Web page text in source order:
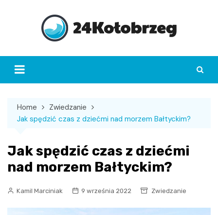
Home
Zwiedzanie
Jak spędzić czas z dziećmi nad morzem Bałtyckim?
Jak spędzić czas z dziećmi
nad morzem Bałtyckim?
Kamil Marciniak 9 września 2022 Zwiedzanie